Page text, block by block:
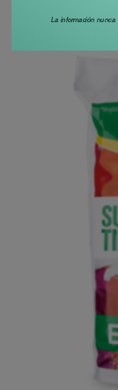
La información